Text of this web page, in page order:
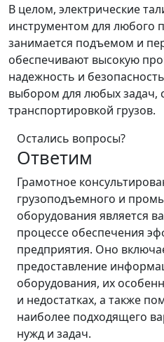
В целом, электрические
инструментом для любого
занимается подъемом и
обеспечивают высокую
надежность и
выбором для любых задач,
транспортировкой грузов.
Остались вопросы?
Ответим
Грамотное
грузоподъемного и
оборудования является
процессе обеспечения
предприятия. Оно
предоставление
оборудования, их
и недостатках, а также
наиболее подходящего
нужд и задач.